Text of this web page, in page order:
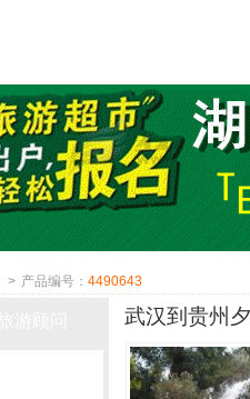
> 产品编号： 4490643
武汉到贵州